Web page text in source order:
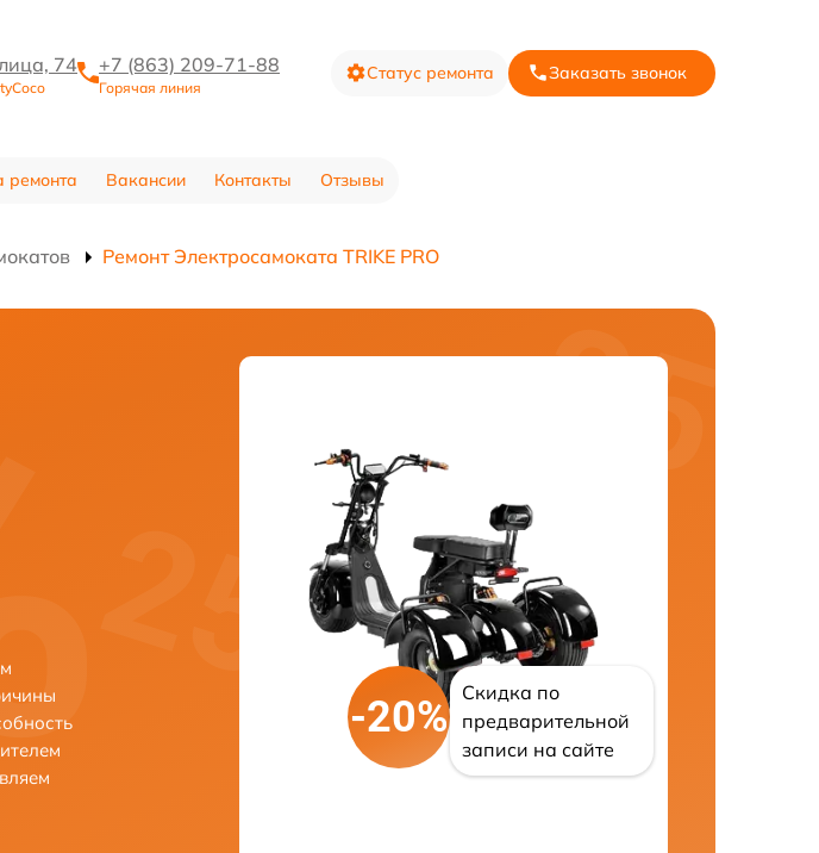
74 +7 (863) 209-71-88
Горячая линия
Статус ремонта Заказать звонок
ремонта Вакансии Контакты Отзывы
Ремонт Электросамоката TRIKE PRO
-20%
Скидка по
предварительной
записи на сайте